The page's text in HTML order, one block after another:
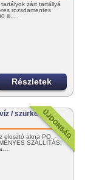
zárt tartállyá
rozsdamentes
ill.…
Részletek
/ szürkevíz
elosztó akna PO. -
SZÁLLÍTÁS!